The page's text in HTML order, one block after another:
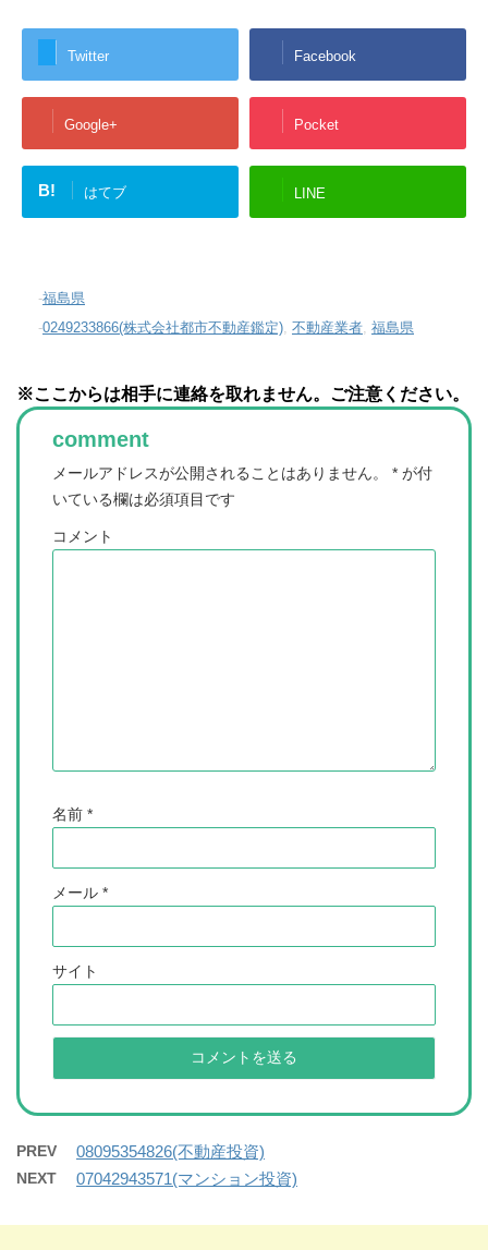
Twitter Facebook
Google+ Pocket
B! はてブ LINE
-福島県
-0249233866(株式会社都市不動産鑑定), 不動産業者, 福島県
※ここからは相手に連絡を取れません。ご注意ください。
comment
メールアドレスが公開されることはありません。 * が付
いている欄は必須項目です
コメント
名前 *
メール *
サイト
PREV 08095354826(不動産投資)
NEXT 07042943571(マンション投資)